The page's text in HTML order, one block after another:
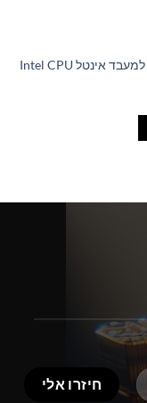
מאוורר איכותי למעבד אינטל Intel CPU